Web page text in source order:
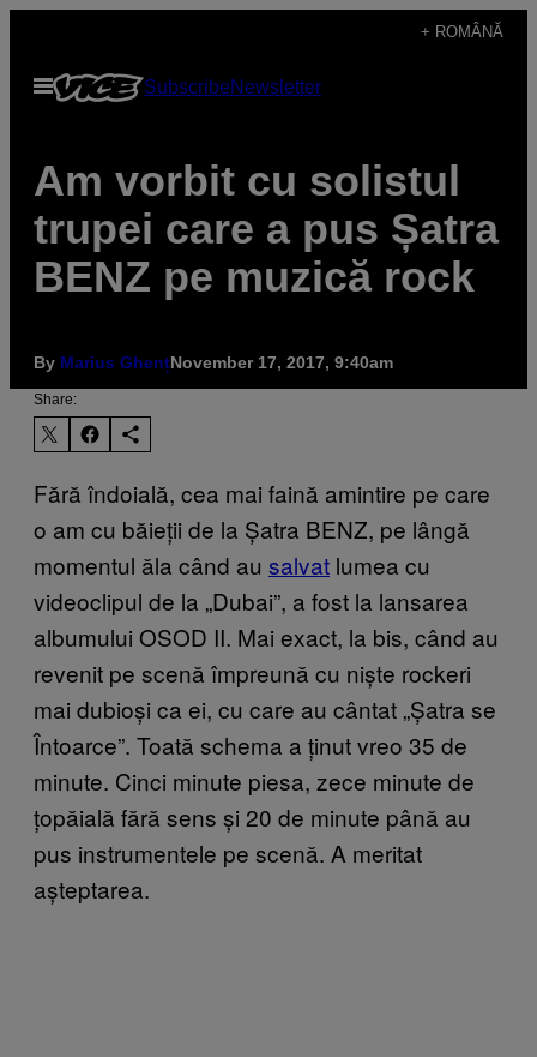
content
+ ROMÂNĂ
Open
Menu
SubscribeNewsletter
Am vorbit cu solistul
trupei care a pus Șatra
BENZ pe muzică rock
By Marius GhențNovember 17, 2017, 9:40am
Share:
Fără îndoială, cea mai faină amintire pe care
o am cu băieții de la Șatra BENZ, pe lângă
momentul ăla când au salvat lumea cu
videoclipul de la „Dubai”, a fost la lansarea
albumului OSOD II. Mai exact, la bis, când au
revenit pe scenă împreună cu niște rockeri
mai dubioși ca ei, cu care au cântat „Șatra se
Întoarce”. Toată schema a ținut vreo 35 de
minute. Cinci minute piesa, zece minute de
țopăială fără sens și 20 de minute până au
pus instrumentele pe scenă. A meritat
așteptarea.